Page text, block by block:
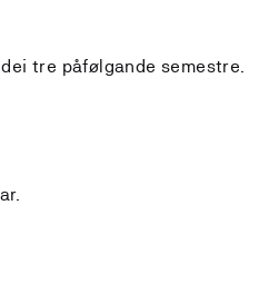
tre påfølgande semestre.